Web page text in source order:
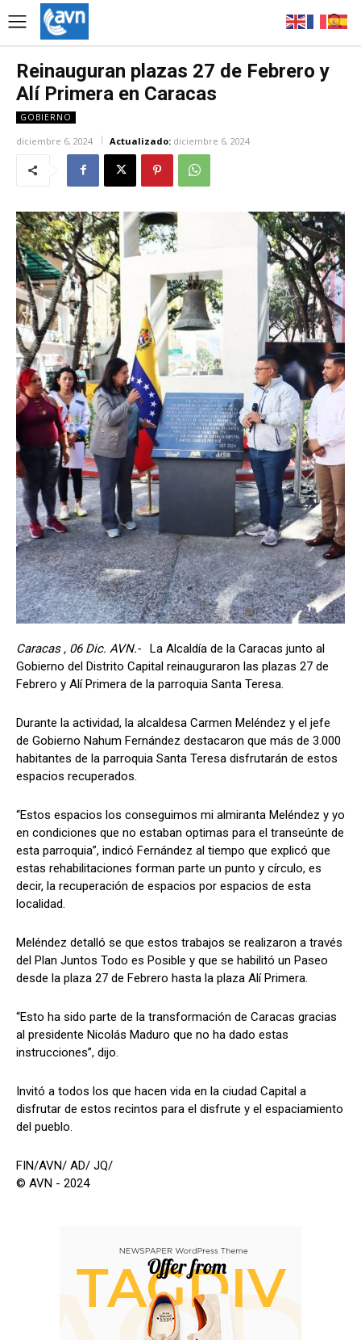
Reinauguran plazas 27 de Febrero y
Alí Primera en Caracas
GOBIERNO
diciembre 6, 2024 Actualizado: diciembre 6, 2024
Caracas , 06 Dic. AVN.- La Alcaldía de la Caracas junto al
Gobierno del Distrito Capital reinauguraron las plazas 27 de
Febrero y Alí Primera de la parroquia Santa Teresa.
Durante la actividad, la alcaldesa Carmen Meléndez y el jefe
de Gobierno Nahum Fernández destacaron que más de 3.000
habitantes de la parroquia Santa Teresa disfrutarán de estos
espacios recuperados.
“Estos espacios los conseguimos mi almiranta Meléndez y yo
en condiciones que no estaban optimas para el transeúnte de
esta parroquia”, indicó Fernández al tiempo que explicó que
estas rehabilitaciones forman parte un punto y círculo, es
decir, la recuperación de espacios por espacios de esta
localidad.
Meléndez detalló se que estos trabajos se realizaron a través
del Plan Juntos Todo es Posible y que se habilitó un Paseo
desde la plaza 27 de Febrero hasta la plaza Alí Primera.
“Esto ha sido parte de la transformación de Caracas gracias
al presidente Nicolás Maduro que no ha dado estas
instrucciones”, dijo.
Invitó a todos los que hacen vida en la ciudad Capital a
disfrutar de estos recintos para el disfrute y el espaciamiento
del pueblo.
FIN/AVN/ AD/ JQ/
© AVN - 2024